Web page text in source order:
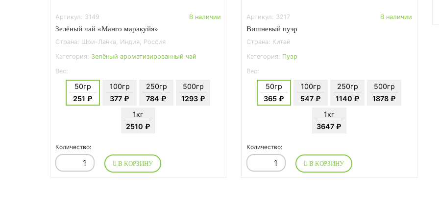
Артикул: 3149 В наличии
Зелёный чай «Манго маракуйя»
Страна: Шри-Ланка, Индия, Россия
Категория: Зелёный ароматизированный чай
Вес:
50гр
251 ₽
100гр
377 ₽
250гр
784 ₽
500гр
1293 ₽
1кг
2510 ₽
Количество:
В КОРЗИНУ
Артикул: 3217 В наличии
Вишневый пуэр
Страна: Китай
Категория: Пуэр
Вес:
50гр
365 ₽
100гр
547 ₽
250гр
1140 ₽
500гр
1878 ₽
1кг
3647 ₽
Количество:
В КОРЗИНУ